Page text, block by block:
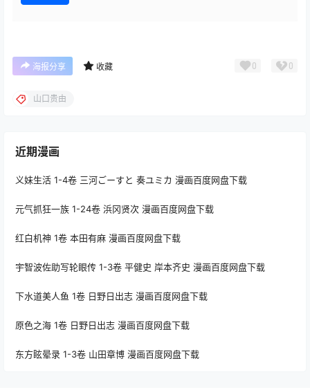
海报分享 收藏 0 0
山口贵由
近期漫画
义妹生活 1-4卷 三河ごーすと 奏ユミカ 漫画百度网盘下载
元气抓狂一族 1-24卷 浜冈贤次 漫画百度网盘下载
红白机神 1卷 本田有麻 漫画百度网盘下载
宇智波佐助写轮眼传 1-3卷 平健史 岸本齐史 漫画百度网盘下载
下水道美人鱼 1卷 日野日出志 漫画百度网盘下载
原色之海 1卷 日野日出志 漫画百度网盘下载
东方眩晕录 1-3卷 山田章博 漫画百度网盘下载